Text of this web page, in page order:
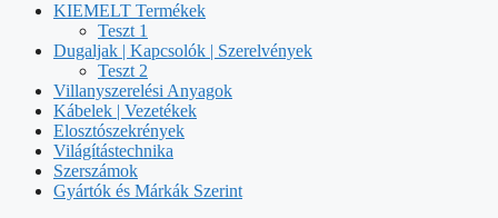
KIEMELT Termékek
Teszt 1
Dugaljak | Kapcsolók | Szerelvények
Teszt 2
Villanyszerelési Anyagok
Kábelek | Vezetékek
Elosztószekrények
Világítástechnika
Szerszámok
Gyártók és Márkák Szerint